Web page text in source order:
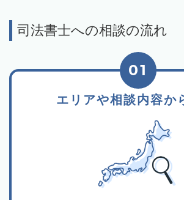
司法書士への相談の流れ
エリアや相談内容か
01